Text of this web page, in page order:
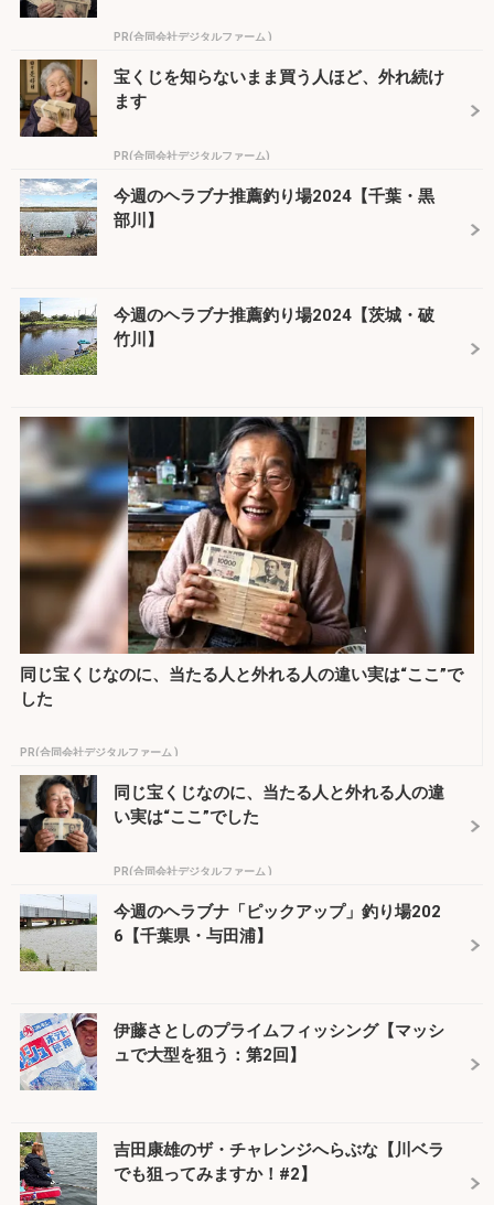
PR(合同会社デジタルファーム )
宝くじを知らないまま買う人ほど、外れ続け
ます
PR(合同会社デジタルファーム)
今週のヘラブナ推薦釣り場2024【千葉・黒
部川】
今週のヘラブナ推薦釣り場2024【茨城・破
竹川】
同じ宝くじなのに、当たる人と外れる人の違い実は“ここ”で
した
PR(合同会社デジタルファーム )
同じ宝くじなのに、当たる人と外れる人の違
い実は“ここ”でした
PR(合同会社デジタルファーム )
今週のヘラブナ「ピックアップ」釣り場202
6【千葉県・与田浦】
伊藤さとしのプライムフィッシング【マッシ
ュで大型を狙う：第2回】
吉田康雄のザ・チャレンジへらぶな【川ベラ
でも狙ってみますか！#2】